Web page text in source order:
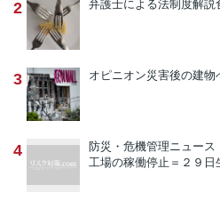
2 弁護士による法制度解説
3 オピニオン災害後の建物
4 防災・危機管理ニュース
工場の稼働停止＝２９日